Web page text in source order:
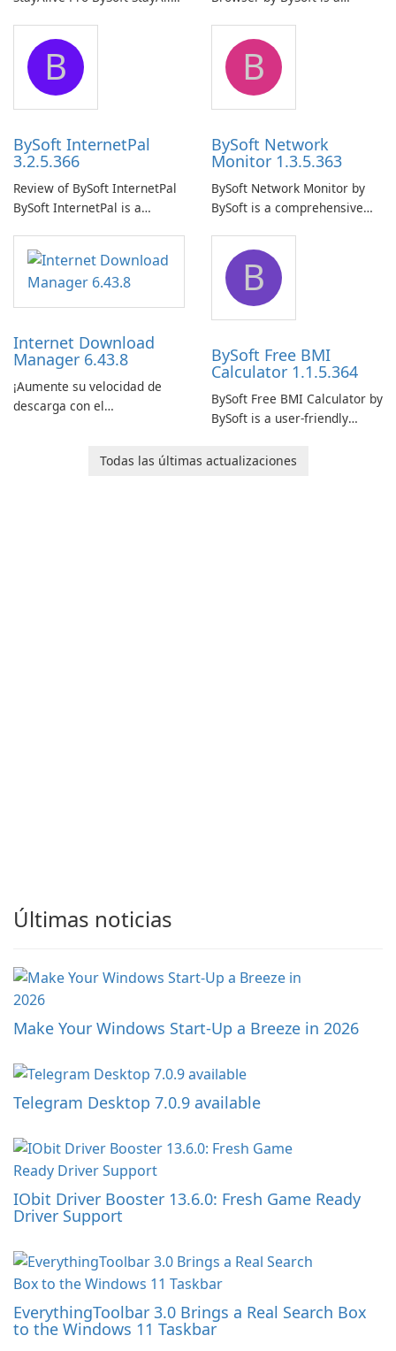
application designed to
ensure the continuous and
uninterrupted operation of
your computer system.
application that allows users
to easily browse and manage
shared folders on their
network.
B
BySoft InternetPal
3.2.5.366
Review of BySoft InternetPal
BySoft InternetPal is a
application designed to
monitor your internet
connection and provide real-
time insights into its
B
BySoft Network
Monitor 1.3.5.363
BySoft Network Monitor by
BySoft is a comprehensive
designed to help businesses
effectively manage their
network infrastructure.
Internet Download
Manager 6.43.8
¡Aumente su velocidad de
descarga con el
B
BySoft Free BMI
Calculator 1.1.5.364
BySoft Free BMI Calculator by
BySoft is a user-friendly
designed to help you
Todas las últimas actualizaciones
Últimas noticias
Make Your Windows Start-Up a Breeze in 2026
Telegram Desktop 7.0.9 available
IObit Driver Booster 13.6.0: Fresh Game Ready
Driver Support
EverythingToolbar 3.0 Brings a Real Search Box
to the Windows 11 Taskbar